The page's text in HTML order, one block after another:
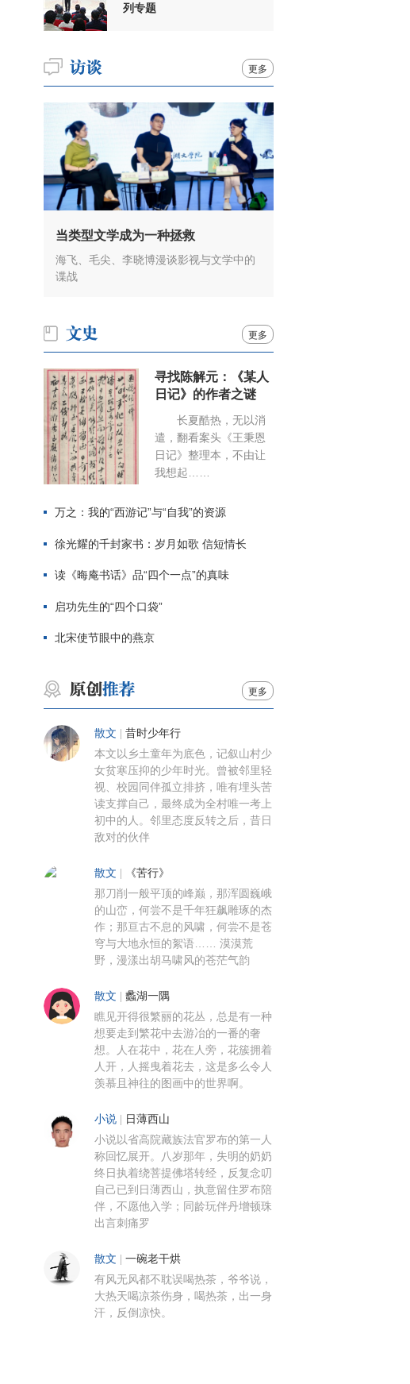
列专题
更多
当类型文学成为一种拯救
海飞、毛尖、李晓博漫谈影视与文学中的
谍战
更多
寻找陈解元：《某人
日记》的作者之谜
长夏酷热，无以消
遣，翻看案头《王秉恩
日记》整理本，不由让
我想起……
万之：我的“西游记”与“自我”的资源
徐光耀的千封家书：岁月如歌 信短情长
读《晦庵书话》品“四个一点”的真味
启功先生的“四个口袋”
北宋使节眼中的燕京
更多
散文 昔时少年行
本文以乡土童年为底色，记叙山村少
女贫寒压抑的少年时光。曾被邻里轻
视、校园同伴孤立排挤，唯有埋头苦
读支撑自己，最终成为全村唯一考上
初中的人。邻里态度反转之后，昔日
敌对的伙伴
散文 《苦行》
那刀削一般平顶的峰巅，那浑圆巍峨
的山峦，何尝不是千年狂飙雕琢的杰
作；那亘古不息的风啸，何尝不是苍
穹与大地永恒的絮语…… 漠漠荒
野，漫漾出胡马啸风的苍茫气韵
散文 蠡湖一隅
瞧见开得很繁丽的花丛，总是有一种
想要走到繁花中去游冶的一番的奢
想。人在花中，花在人旁，花簇拥着
人开，人摇曳着花去，这是多么令人
羡慕且神往的图画中的世界啊。
小说 日薄西山
小说以省高院藏族法官罗布的第一人
称回忆展开。八岁那年，失明的奶奶
终日执着绕菩提佛塔转经，反复念叨
自己已到日薄西山，执意留住罗布陪
伴，不愿他入学；同龄玩伴丹增顿珠
出言刺痛罗
散文 一碗老干烘
有风无风都不耽误喝热茶，爷爷说，
大热天喝凉茶伤身，喝热茶，出一身
汗，反倒凉快。